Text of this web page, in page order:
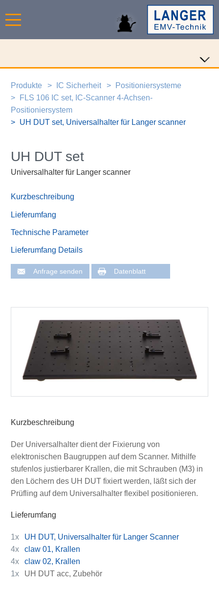
Produkte IC Sicherheit
Positioniersysteme
FLS 106 IC set, IC-Scanner 4-Achsen-
Positioniersystem
UH DUT set, Universalhalter für Langer scanner
UH DUT set
Universalhalter für Langer scanner
Kurzbeschreibung
Lieferumfang
Technische Parameter
Lieferumfang Details
Anfrage senden Datenblatt
Kurzbeschreibung
Der Universalhalter dient der Fixierung von
elektronischen Baugruppen auf dem Scanner. Mithilfe
stufenlos justierbarer Krallen, die mit Schrauben (M3) in
den Löchern des UH DUT fixiert werden, läßt sich der
Prüfling auf dem Universalhalter flexibel positionieren.
Lieferumfang
1x
UH DUT, Universalhalter für Langer Scanner
4x
claw 01, Krallen
4x
claw 02, Krallen
1x
UH DUT acc, Zubehör